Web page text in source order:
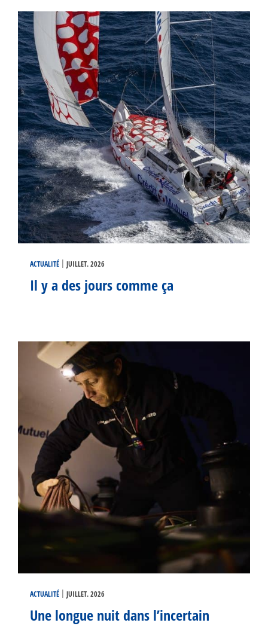
ACTUALITÉ | JUILLET. 2026
Il y a des jours comme ça
ACTUALITÉ | JUILLET. 2026
Une longue nuit dans l’incertain